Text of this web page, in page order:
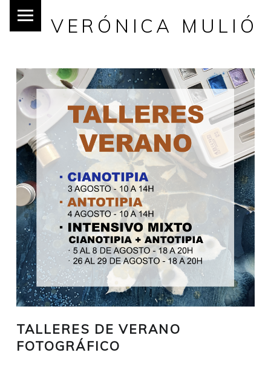
VERÓNICA MULIÓ
TALLERES DE VERANO
FOTOGRÁFICO